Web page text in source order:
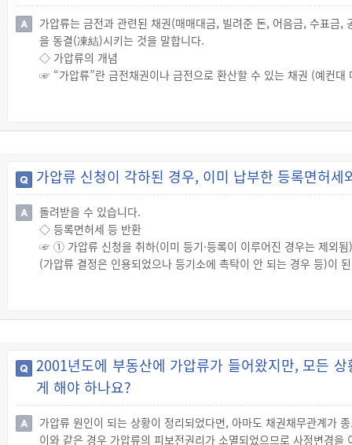
가압류는 금전과 관련된 채권(매매대금, 빌려준 돈, 어음금, 수표금
을 동결(凍結)시키는 것을 말합니다.
◇ 가압류의 개념
☞ “가압류”란 금전채권이나 금전으로 환산할 수 있는 채권 (예컨
◇ 가처분과의 구분
가압류 신청이 각하된 경우, 이미 납부한 등록면허
돌려받을 수 있습니다.
◇ 등록면허세 등 반환
☞ ① 가압류 신청을 취하(이미 등기·등록이 이루어진 경우는 제외
(가압류 결정은 인용되었으나 등기소에 촉탁이 안 되는 경우 등)이
2001년도에 부동산에 가압류가 들어왔지만, 모든
게 해야 하나요?
가압류 원인이 되는 상황이 정리되었다면, 아마도 채권채무관계가
이와 같은 경우 가압류의 피보전권리가 소멸되었으므로 사정변경